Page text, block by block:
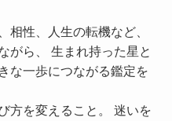
相性、人生の転機など、
がら、 生まれ持った星と
な一歩につながる鑑定を
方を変えること。 迷いを